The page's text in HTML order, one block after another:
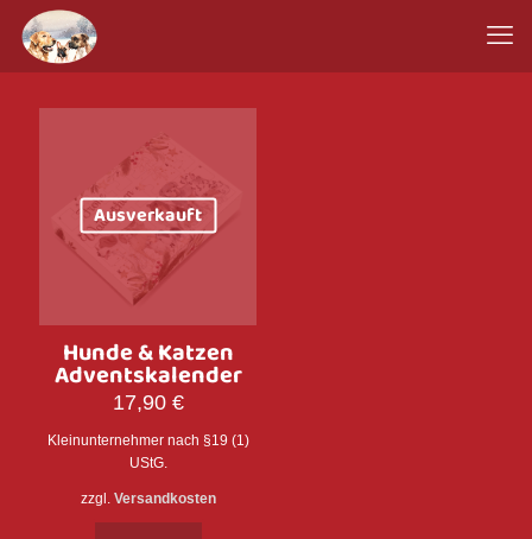
Ausverkauft
Hunde & Katzen
Adventskalender
17,90 €
Kleinunternehmer nach §19 (1)
UStG.
zzgl. Versandkosten